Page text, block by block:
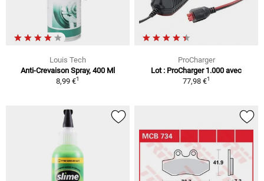
Louis Tech
Anti-Crevaison Spray, 400 Ml
8,99 €1
ProCharger
Lot : ProCharger 1.000 avec
77,98 €1